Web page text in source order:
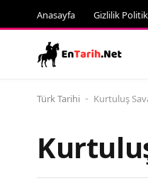
Anasayfa Gizlilik
Türk Tarihi - Kurtuluş